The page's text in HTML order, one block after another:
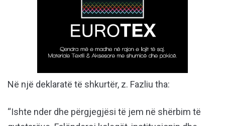
Në një deklaratë të shkurtër, z. Fazliu tha:
“Ishte nder dhe përgjegjësi të jem në shërbim të